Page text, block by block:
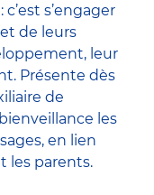
: c’est s’engager
de leurs
leur
Présente dès
de
les
en lien
les parents.